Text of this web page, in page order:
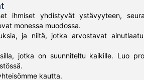
ihmiset yhdistyvät ystävyyteen,
monessa muodossa.
ja niitä, jotka arvostavat
jotka on suunniteltu kaikille. Luo
kautta.